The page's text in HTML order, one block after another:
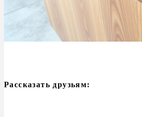
Рассказать друзьям: